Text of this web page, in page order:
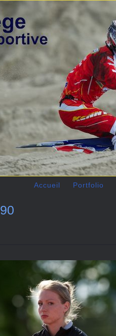
Accueil Portfolio